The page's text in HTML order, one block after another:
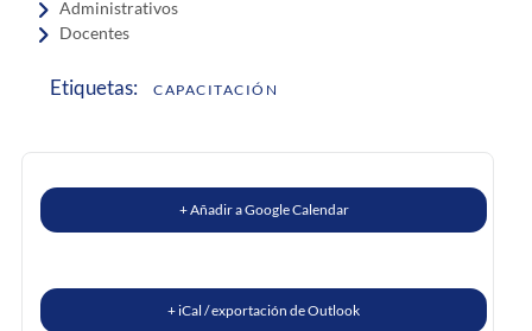
Administrativos
Docentes
Etiquetas: CAPACITACIÓN
+ Añadir a Google Calendar
+ iCal / exportación de Outlook